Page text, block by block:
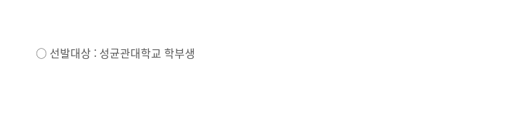
○ 선발대상 : 성균관대학교 학부생